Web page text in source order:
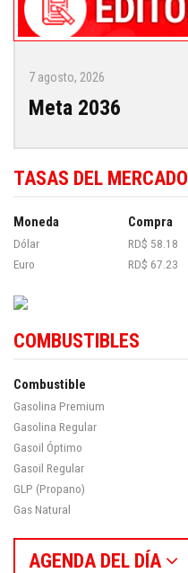
7 agosto, 2026
Meta 2036
TASAS DEL MERCADO
Moneda Compra
Dólar RD$ 58.18
Euro
RD$ 67.23
COMBUSTIBLES
Combustible
Gasolina Premium
Gasolina Regular
Gasoil Óptimo
Gasoil Regular
GLP (Propano)
Gas Natural
AGENDA DEL DÍA